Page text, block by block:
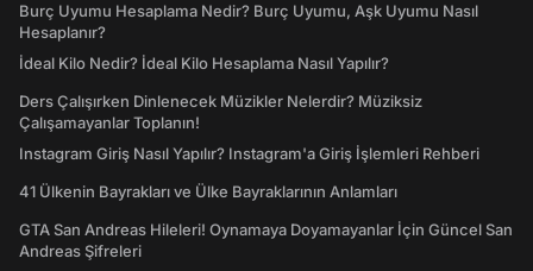
Burç Uyumu Hesaplama Nedir? Burç Uyumu, Aşk Uyumu Nasıl
Hesaplanır?
İdeal Kilo Nedir? İdeal Kilo Hesaplama Nasıl Yapılır?
Ders Çalışırken Dinlenecek Müzikler Nelerdir? Müziksiz
Çalışamayanlar Toplanın!
Instagram Giriş Nasıl Yapılır? Instagram'a Giriş İşlemleri Rehberi
41 Ülkenin Bayrakları ve Ülke Bayraklarının Anlamları
GTA San Andreas Hileleri! Oynamaya Doyamayanlar İçin Güncel San
Andreas Şifreleri